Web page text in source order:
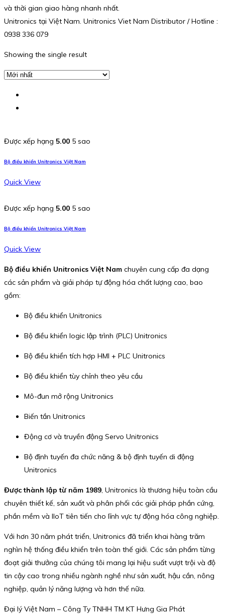
và thời gian giao hàng nhanh nhất.
Unitronics tại Việt Nam. Unitronics Viet Nam Distributor / Hotline :
0938 336 079
Showing the single result
Được xếp hạng 5.00 5 sao
Bộ điều khiển Unitronics Việt Nam
Quick View
Được xếp hạng 5.00 5 sao
Bộ điều khiển Unitronics Việt Nam
Quick View
Bộ điều khiển Unitronics Việt Nam chuyên cung cấp đa dạng
các sản phẩm và giải pháp tự động hóa chất lượng cao, bao
gồm:
Bộ điều khiển Unitronics
Bộ điều khiển logic lập trình (PLC) Unitronics
Bộ điều khiển tích hợp HMI + PLC Unitronics
Bộ điều khiển tùy chỉnh theo yêu cầu
Mô-đun mở rộng Unitronics
Biến tần Unitronics
Động cơ và truyền động Servo Unitronics
Bộ định tuyến đa chức năng & bộ định tuyến di động
Unitronics
Được thành lập từ năm 1989, Unitronics là thương hiệu toàn cầu
chuyên thiết kế, sản xuất và phân phối các giải pháp phần cứng,
phần mềm và IIoT tiên tiến cho lĩnh vực tự động hóa công nghiệp.
Với hơn 30 năm phát triển, Unitronics đã triển khai hàng trăm
nghìn hệ thống điều khiển trên toàn thế giới. Các sản phẩm từng
đoạt giải thưởng của chúng tôi mang lại hiệu suất vượt trội và độ
tin cậy cao trong nhiều ngành nghề như sản xuất, hậu cần, nông
nghiệp, quản lý năng lượng và hơn thế nữa.
Đại lý Việt Nam – Công Ty TNHH TM KT Hưng Gia Phát